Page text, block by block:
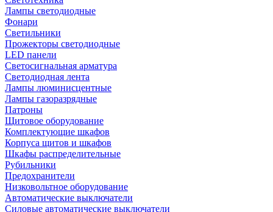
Лампы светодиодные
Фонари
Светильники
Прожекторы светодиодные
LED панели
Светосигнальная арматура
Светодиодная лента
Лампы люминисцентные
Лампы газоразрядные
Патроны
Щитовое оборудование
Комплектующие шкафов
Корпуса щитов и шкафов
Шкафы распределительные
Рубильники
Предохранители
Низковольтное оборудование
Автоматические выключатели
Силовые автоматические выключатели